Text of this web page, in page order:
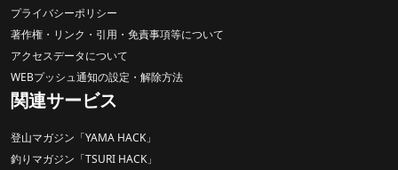
プライバシーポリシー
著作権・リンク・引用・免責事項等について
アクセスデータについて
WEBプッシュ通知の設定・解除方法
関連サービス
登山マガジン「YAMA HACK」
釣りマガジン「TSURI HACK」